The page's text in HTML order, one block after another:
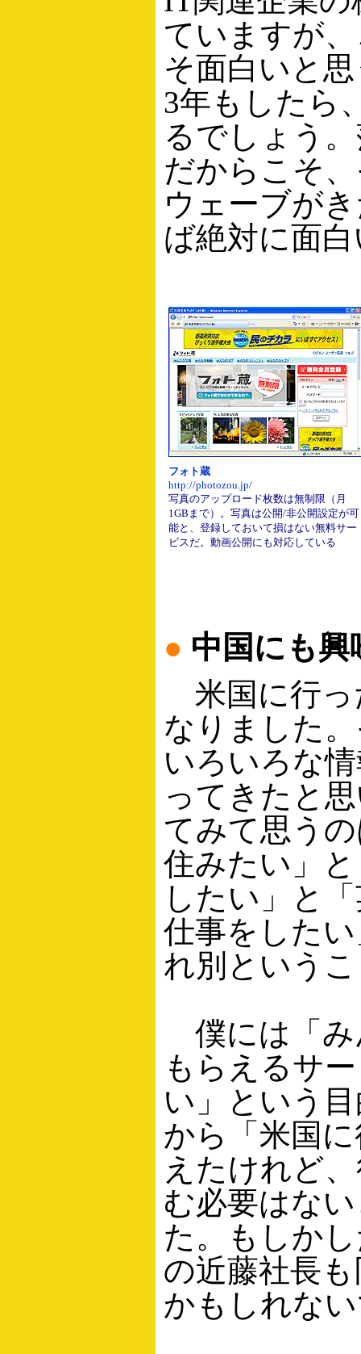
ていますが
そ面白いと
3年もしたら
るでしょう
だからこそ
ウェーブが
ば絶対に面
フォト蔵
http://photozou.jp/
写真のアップロード枚数は無制限（月
1GBまで）。写真は公開/非公開設定が可
能と、登録しておいて損はない無料サー
ビスだ。動画公開にも対応している
● 中国にも興
米国に行っ
なりました
いろいろな
ってきたと
てみて思う
住みたい」
したい」と
仕事をした
れ別という
僕には「み
もらえるサ
い」という
から「米国
えたけれど
む必要はな
た。もしか
の近藤社長
かもしれな